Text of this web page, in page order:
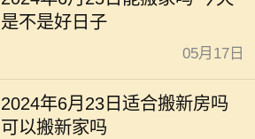
是不是好日子
05月17日
2024年6月23日适合搬新房吗
可以搬新家吗